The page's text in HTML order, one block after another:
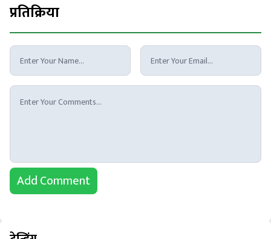
प्रतिक्रिया
Add Comment